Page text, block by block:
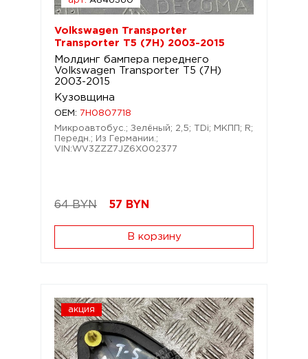
Volkswagen Transporter
Transporter T5 (7H) 2003-2015
Молдинг бампера переднего
Volkswagen Transporter T5 (7H)
2003-2015
Кузовщина
OEM:
7H0807718
Микроавтобус.; Зелёный; 2,5; TDi; МКПП; R;
Передн.; Из Германии.;
VIN:WV3ZZZ7JZ6X002377
64 BYN 57 BYN
В корзину
акция